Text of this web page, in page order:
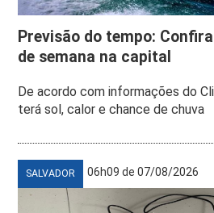
Previsão do tempo:
de semana na capital
De acordo com informações do
terá sol, calor e chance de chuva
SALVADOR 06h09 de 07/08/2026